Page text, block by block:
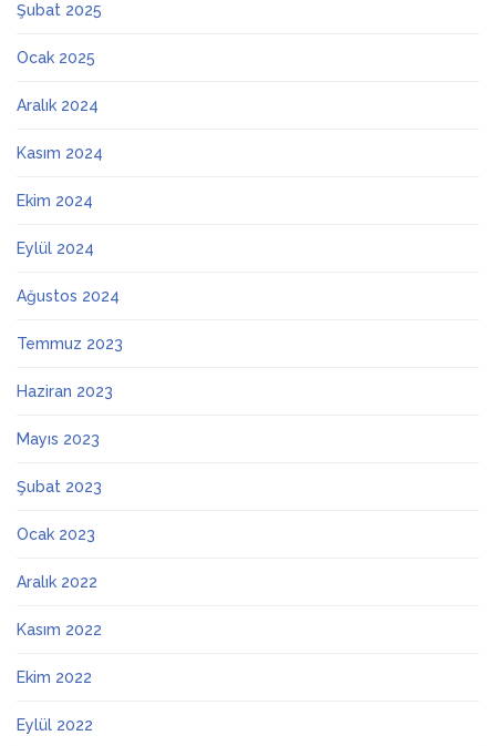
Şubat 2025
Ocak 2025
Aralık 2024
Kasım 2024
Ekim 2024
Eylül 2024
Ağustos 2024
Temmuz 2023
Haziran 2023
Mayıs 2023
Şubat 2023
Ocak 2023
Aralık 2022
Kasım 2022
Ekim 2022
Eylül 2022